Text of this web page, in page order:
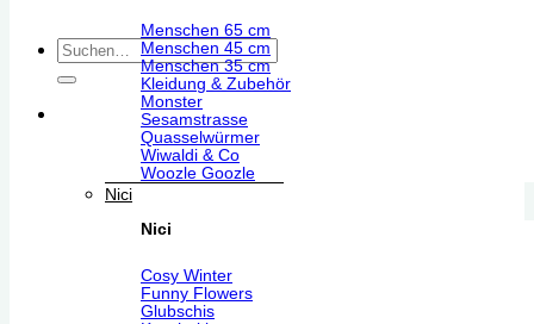
Suchen
nach:
Menschen 65 cm
Menschen 45 cm
Menschen 35 cm
Kleidung & Zubehör
Monster
Sesamstrasse
Quasselwürmer
Wiwaldi & Co
Woozle Goozle
Nici
Nici
Cosy Winter
Funny Flowers
Glubschis